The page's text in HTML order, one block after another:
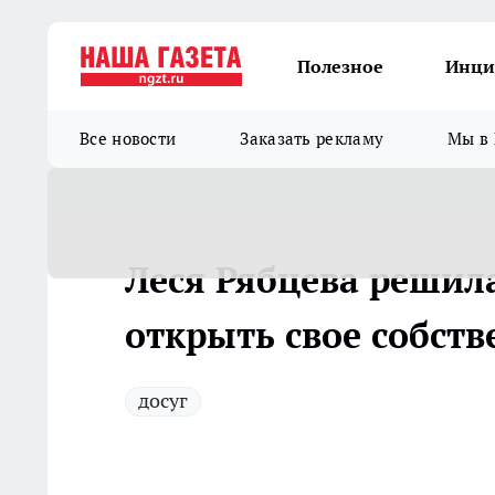
Полезное
Все новости Заказать рекламу Мы в
Леся Рябцева
открыть свое
досуг